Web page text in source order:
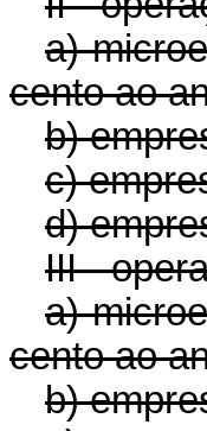
a)
cento ao
b)
c)
d)
III -
a)
cento ao
b)